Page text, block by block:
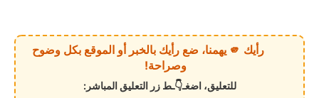
ي
رأيك 🫵 يهمنا، ضع رأيك بالخبر أو الموقع بكل وضوح
وصراحة!
للتعليق، اضغـ👇ـط زر التعليق المباشر: